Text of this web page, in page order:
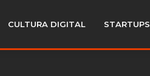
CULTURA DIGITAL STARTUPS